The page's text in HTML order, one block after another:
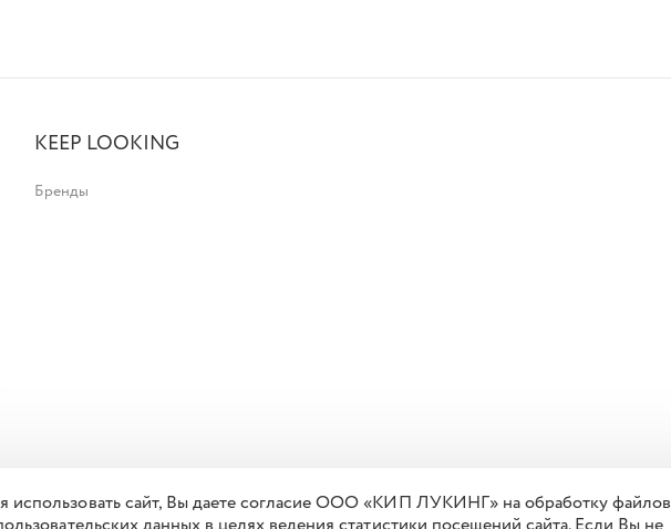
KEEP LOOKING
Бренды
использовать сайт, Вы даете согласие ООО «КИП ЛУКИНГ» на обработку файлов